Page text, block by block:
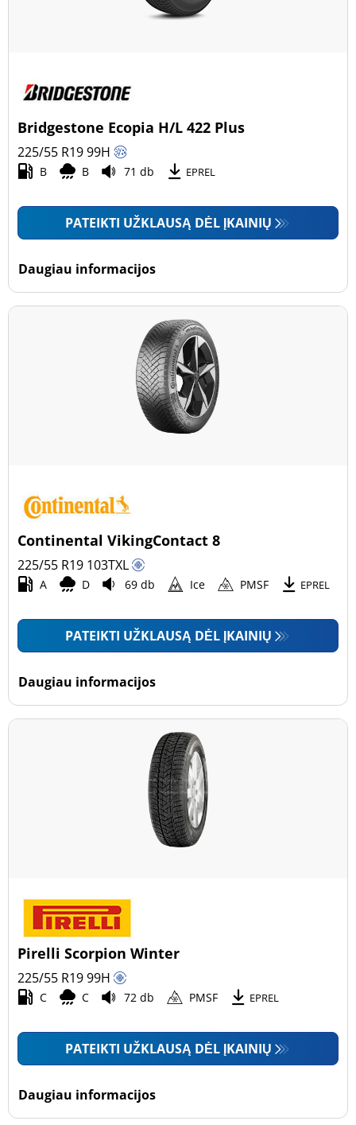
Bridgestone Ecopia H/L 422 Plus
225/55 R1999H
B B 71 db EPREL
PATEIKTI UŽKLAUSĄ DĖL ĮKAINIŲ
Daugiau informacijos
Continental VikingContact 8
225/55 R19 103TXL
A D 69 db Ice PMSF EPREL
PATEIKTI UŽKLAUSĄ DĖL ĮKAINIŲ
Daugiau informacijos
Pirelli Scorpion Winter
225/55 R1999H
C C 72 db PMSF EPREL
PATEIKTI UŽKLAUSĄ DĖL ĮKAINIŲ
Daugiau informacijos